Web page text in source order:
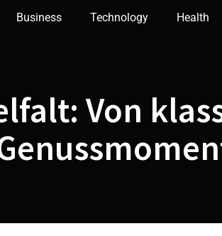
Business Technology Health
Von